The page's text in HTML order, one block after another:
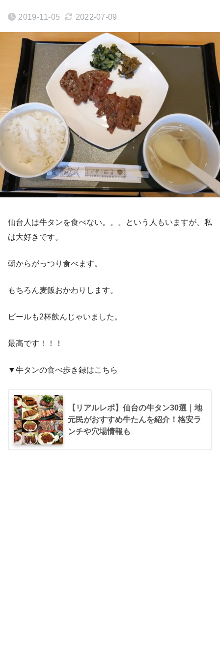
2019-11-05 2022-07-09
仙台人は牛タンを食べない。。。という人もいますが、私
は大好きです。
朝からがっつり食べます。
もちろん麦飯おかわりします。
ビールも2杯飲んじゃいました。
最高です！！！
▼牛タンの食べ歩き録はこちら
【リアルレポ】仙台の牛タン30選｜地
元民がおすすめ牛たんを紹介！格安ラ
ンチや穴場情報も